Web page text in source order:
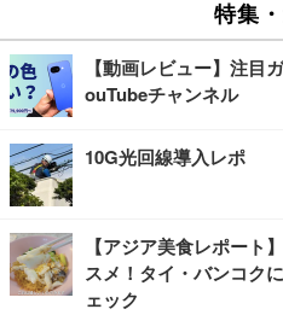
特集
【動画レビュー】注目
ouTubeチャンネル
10G光回線導入レポ
【アジア美食レポート
スメ！タイ・バンコク
ェック